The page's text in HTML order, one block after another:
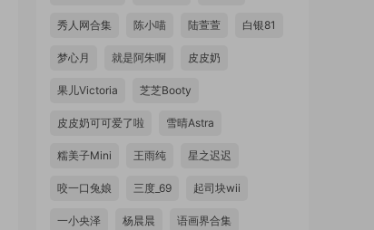
秀人网合集 陈小喵 陆萱萱 白银81
梦心月 就是阿朱啊 皮皮奶
果儿Victoria 芝芝Booty
皮皮奶可可爱了啦 雪晴Astra
糯美子Mini 王雨纯 星之迟迟
咬一口兔娘 三度_69 起司块wii
一小央泽 杨晨晨 语画界合集